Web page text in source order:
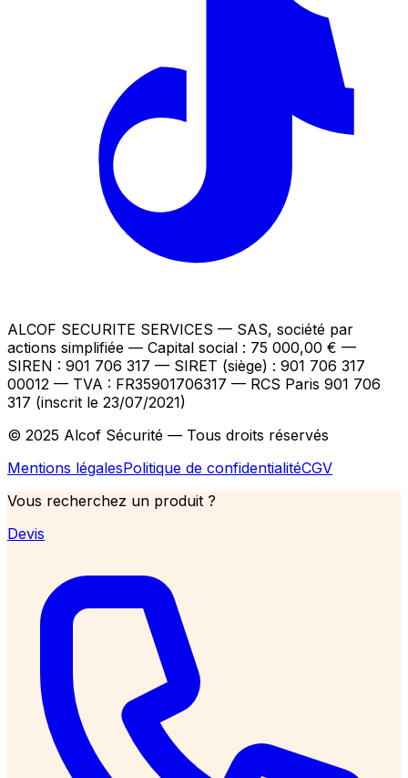
ALCOF SECURITE SERVICES — SAS, société par
actions simplifiée — Capital social : 75 000,00 € —
SIREN : 901 706 317 — SIRET (siège) : 901 706 317
00012 — TVA : FR35901706317 — RCS Paris 901 706
317 (inscrit le 23/07/2021)
© 2025 Alcof Sécurité — Tous droits réservés
Mentions légalesPolitique de confidentialitéCGV
Vous recherchez un produit ?
Devis